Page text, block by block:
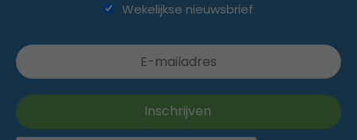
Wekelijkse nieuwsbrief